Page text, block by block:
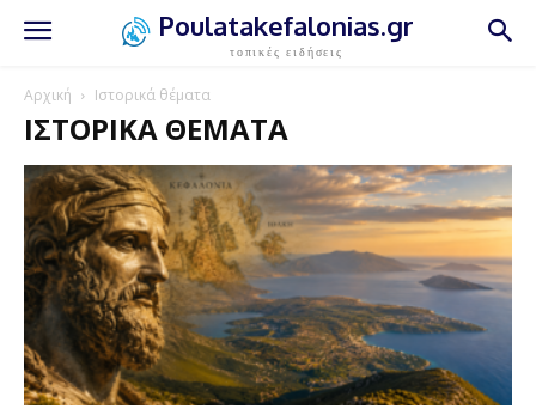
Poulatakefalonias.gr
τοπικές ειδήσεις
Αρχική Ιστορικά θέματα
ΙΣΤΟΡΙΚΆ ΘΈΜΑΤΑ